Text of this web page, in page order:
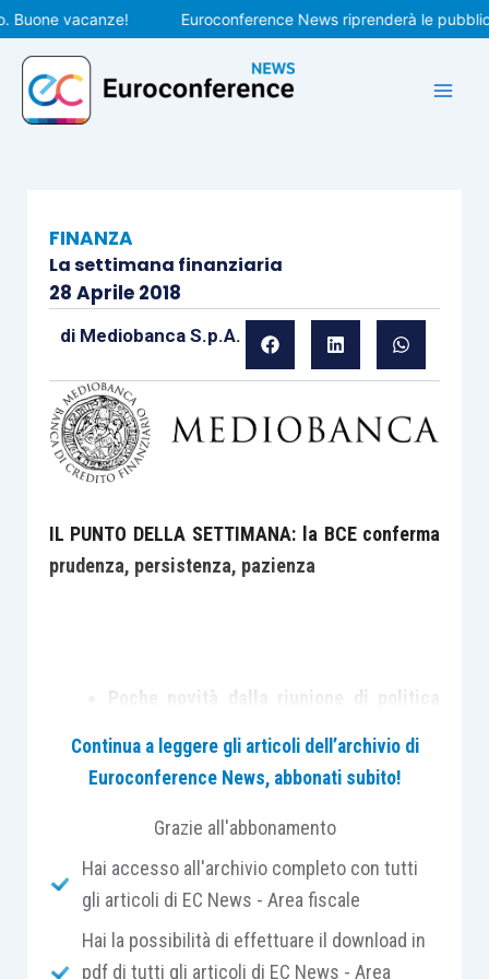
Vai
al
contenuto
vacanze! Euroconference News riprenderà le
FINANZA
La settimana finanziaria
28 Aprile 2018
di Mediobanca S.p.A.
IL PUNTO DELLA SETTIMANA: la BCE conferma
prudenza, persistenza, pazienza
Poche novità dalla riunione di politica
Il Consiglio Direttivo prende atto che la
crescita economica dell’Area Euro ha
mostrato una moderazione nel
momentum,mentre l’inflazione core si è
sposata lateralmente
ha aumenta l’incertezza sulla tempistica
Continua a leggere gli articoli dell’archivio di
Euroconference News, abbonati subito!
Grazie all'abbonamento
Hai accesso all'archivio completo con tutti
gli articoli di EC News - Area fiscale
Hai la possibilità di effettuare il download in
pdf di tutti gli articoli di EC News - Area